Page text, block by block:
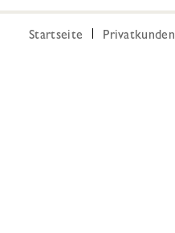
Startseite Privatkunden